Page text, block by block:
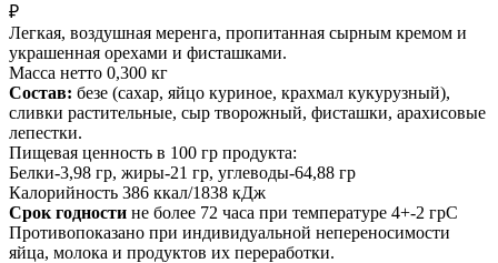
₽
Легкая, воздушная меренга, пропитанная сырным кремом и
украшенная орехами и фисташками.
Масса нетто 0,300 кг
Состав: безе (сахар, яйцо куриное, крахмал кукурузный),
сливки растительные, сыр творожный, фисташки, арахисовые
лепестки.
Пищевая ценность в 100 гр продукта:
Белки-3,98 гр, жиры-21 гр, углеводы-64,88 гр
Калорийность 386 ккал/1838 кДж
Срок годности не более 72 часа при температуре 4+-2 грС
Противопоказано при индивидуальной непереносимости
яйца, молока и продуктов их переработки.